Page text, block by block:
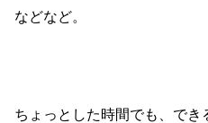
などなど。
ちょっとした時間でも、でき